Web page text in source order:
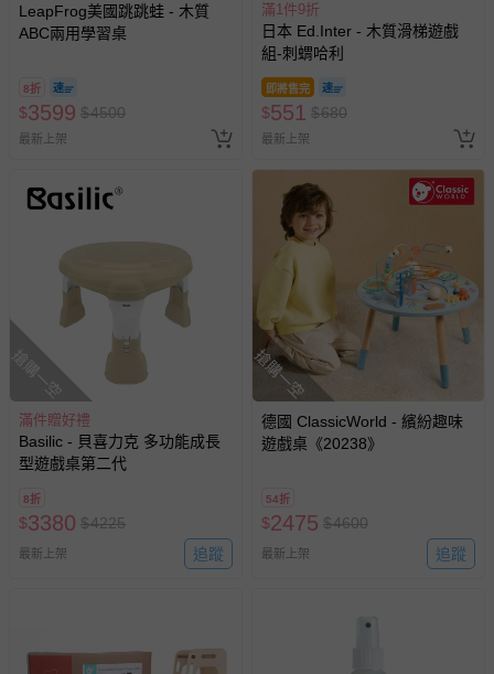
LeapFrog美國跳跳蛙 - 木質
ABC兩用學習桌
8折
$3599 $4500
最新上架
滿1件9折
日本 Ed.Inter - 木質滑梯遊戲
組-刺蝟哈利
即將售完
$551 $680
最新上架
搶購一空
滿件贈好禮
Basilic - 貝喜力克 多功能成長
型遊戲桌第二代
8折
$3380 $4225
最新上架 追蹤
搶購一空
德國 ClassicWorld - 繽紛趣味
遊戲桌《20238》
54折
$2475 $4600
最新上架 追蹤